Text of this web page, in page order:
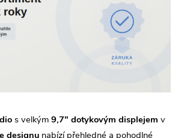
s velkým 9,7" dotykovým displejem v
designu nabízí přehledné a pohodlné